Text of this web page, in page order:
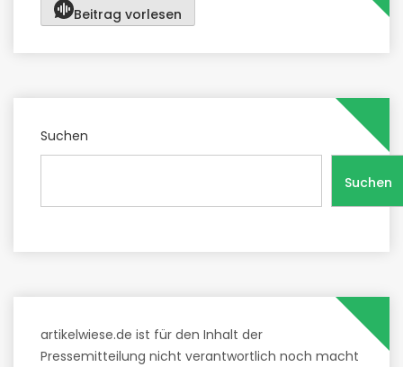
Beitrag vorlesen
Suchen
Suchen
artikelwiese.de ist für den Inhalt der
Pressemitteilung nicht verantwortlich noch macht